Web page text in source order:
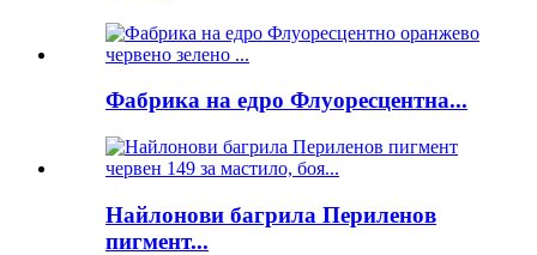
Фабрика на едро Флуоресцентна...
Найлонови багрила Периленов
пигмент...